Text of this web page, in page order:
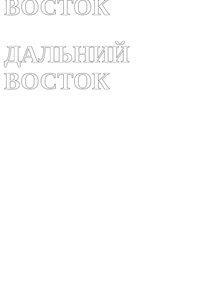
ВОСТОК
ДАЛЬНИЙ
ВОСТОК
ВОСТОК
ДАЛЬНИЙ
ВОСТОК